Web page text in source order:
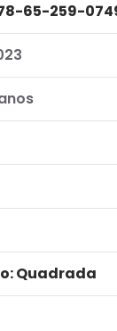
65-259-
: Quadrada